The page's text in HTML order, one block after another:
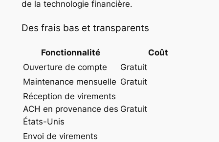
de la technologie financière.
Des frais bas et transparents
Fonctionnalité
Coût
Ouverture de compte
Gratuit
Maintenance mensuelle Gratuit
Réception de virements
ACH en provenance des
États-Unis
Gratuit
Envoi de virements